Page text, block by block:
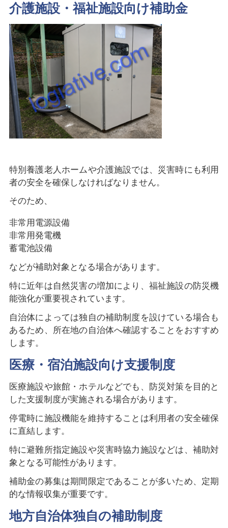
介護施設・福祉施設向け補助金
特別養護老人ホームや介護施設では、災害時にも利用
者の安全を確保しなければなりません。
そのため、
非常用電源設備
非常用発電機
蓄電池設備
などが補助対象となる場合があります。
特に近年は自然災害の増加により、福祉施設の防災機
能強化が重要視されています。
自治体によっては独自の補助制度を設けている場合も
あるため、所在地の自治体へ確認することをおすすめ
します。
医療・宿泊施設向け支援制度
医療施設や旅館・ホテルなどでも、防災対策を目的と
した支援制度が実施される場合があります。
停電時に施設機能を維持することは利用者の安全確保
に直結します。
特に避難所指定施設や災害時協力施設などは、補助対
象となる可能性があります。
補助金の募集は期間限定であることが多いため、定期
的な情報収集が重要です。
地方自治体独自の補助制度